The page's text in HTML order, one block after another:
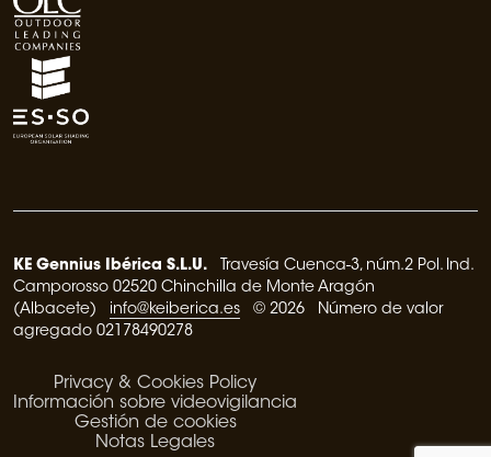
KE Gennius Ibérica S.L.U. Travesía Cuenca-3, núm.2 Pol. Ind.
Camporosso 02520 Chinchilla de Monte Aragón
(Albacete) info@keiberica.es © 2026 Número de valor
agregado 02178490278
Privacy & Cookies Policy
Información sobre videovigilancia
Gestión de cookies
Notas Legales